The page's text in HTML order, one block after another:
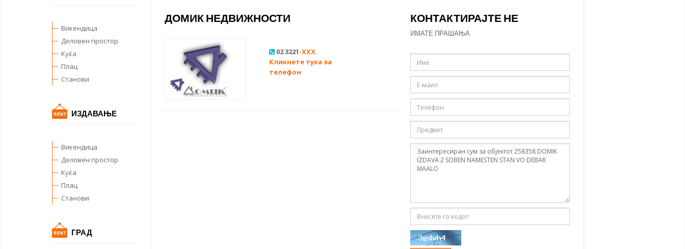
Викендица
Деловен простор
Куќа
Плац
Станови
ИЗДАВАЊЕ
Викендица
Деловен простор
Куќа
Плац
Станови
ГРАД
ДОМИК НЕДВИЖНОСТИ
02 3221-XXX
Кликнете тука за
телефон
КОНТАКТИРАЈТЕ НЕ
ИМАТЕ ПРАШАЊА